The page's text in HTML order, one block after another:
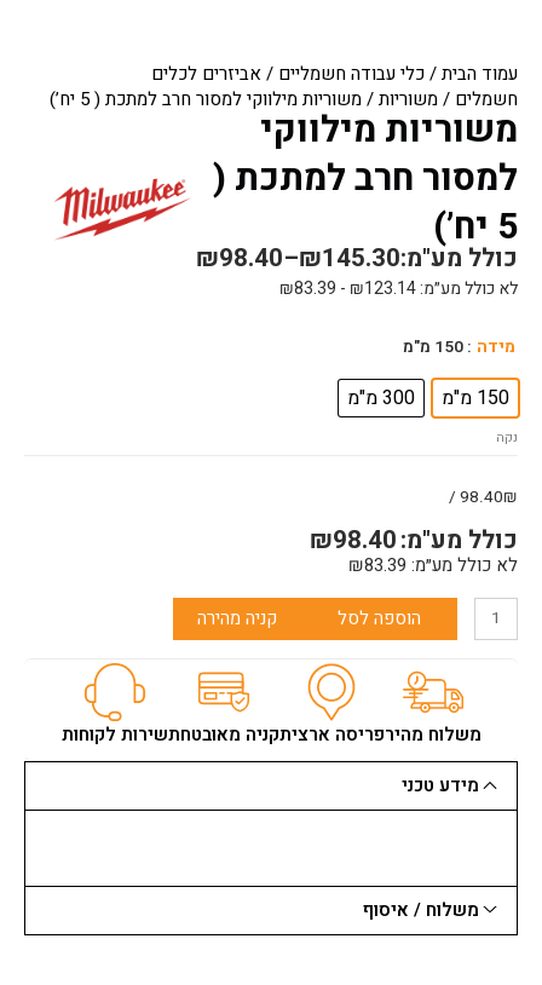
עמוד הבית/כלי עבודה חשמליים / אביזרים לכלים
חשמלים /משוריות/ משוריות מילווקי למסור חרב למתכת ( 5 יח’)
משוריות מילווקי
למסור חרב למתכת (
5 יח’)
₪98.40–₪145.30כולל מע"מ:
לא כולל מע״מ: ₪123.14
-
₪83.39
מידה : 150 מ"מ
150 מ"מ 300 מ"מ
נקה
98.40₪ /
₪98.40כולל מע"מ:
לא כולל מע״מ: ₪83.39
כמות
משוריות
מילווקי
למסור
למתכת
5
יח')
הוספה לסל קניה מהירה
משלוח מהירפריסה ארציתקניה מאובטחתשירות לקוחות
מידע טכני
משלוח / איסוף